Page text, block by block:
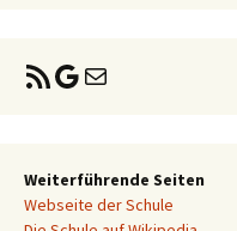
RSS-FeedGoogle
E-Mail
Weiterführende Seiten
Webseite der Schule